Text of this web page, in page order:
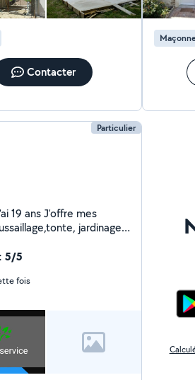
Contacter
Particulier
mes
je réponds à toute
5/5
fois